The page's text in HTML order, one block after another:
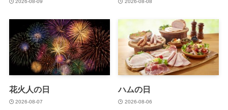
2026-08-09 2026-08-08
花火人の日
2026-08-07
ハムの日
2026-08-06